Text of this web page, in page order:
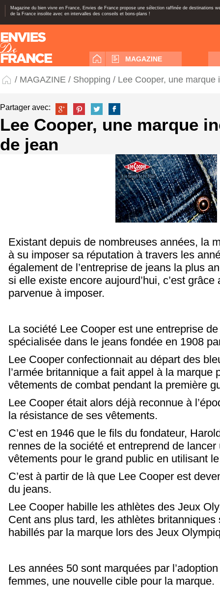
Magazine du bien vivre en France, Envies de France propose une sélection raffinée de destinations
de la France insolite avec en intervalles des conseils et bons-plans !
MAGAZINE
/ MAGAZINE / Shopping / Lee Cooper, une marque
Partager avec:
Lee Cooper, une marque
de jean
Existant depuis de nombreuses années, la
à su imposer sa réputation à travers les
également de l’entreprise de jeans la plus
si elle existe encore aujourd’hui, c’est grâce
parvenue à imposer.
La société Lee Cooper est une entreprise
spécialisée dans le jeans fondée en 1908
Lee Cooper confectionnait au départ des
l’armée britannique a fait appel à la marque
vêtements de combat pendant la première
Lee Cooper était alors déjà reconnue à
la résistance de ses vêtements.
C’est en 1946 que le fils du fondateur,
rennes de la société et entreprend de
vêtements pour le grand public en utilisant
C’est à partir de là que Lee Cooper est
du jeans.
Lee Cooper habille les athlètes des Jeux
Cent ans plus tard, les athlètes britanniques
habillés par la marque lors des Jeux
Les années 50 sont marquées par
femmes, une nouvelle cible pour la marque.